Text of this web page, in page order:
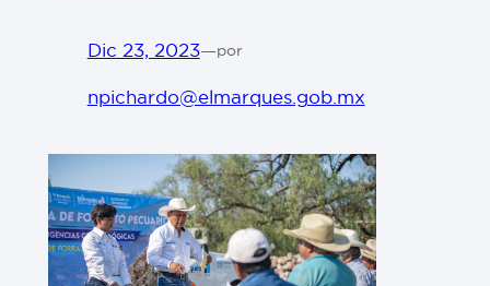
Dic 23, 2023—por
npichardo@elmarques.gob.mx